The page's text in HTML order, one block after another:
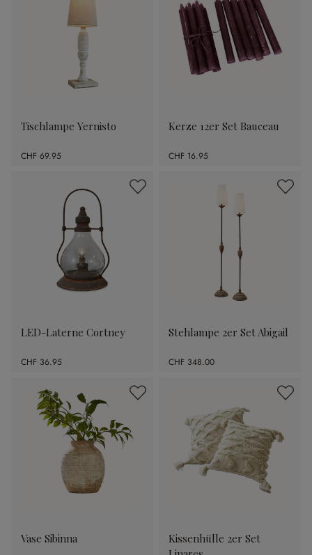
Tischlampe Yernisto
CHF 69.95
Kerze 12er Set Bauceau
CHF 16.95
LED-Laterne Cortney
CHF 36.95
Stehlampe 2er Set Abigail
CHF 348.00
Vase Sibinna
Kissenhülle 2er Set